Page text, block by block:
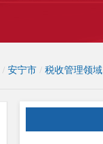
/ 安宁市 / 税收管理领域